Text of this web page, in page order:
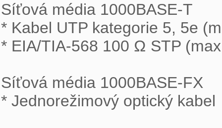
Síťová média 1000BASE-T
* Kabel UTP kategorie 5, 5e
* EIA/TIA-568 100 Ω STP
Síťová média 1000BASE-FX
* Jednorežimový optický kabel